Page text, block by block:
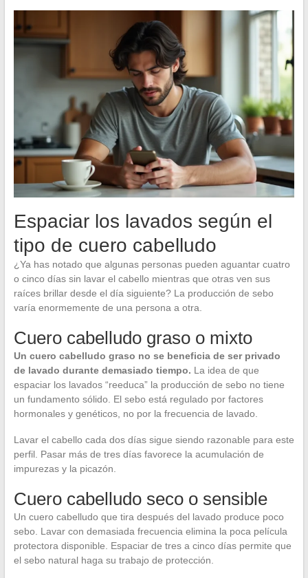
Espaciar los lavados según el
tipo de cuero cabelludo
¿Ya has notado que algunas personas pueden aguantar cuatro
o cinco días sin lavar el cabello mientras que otras ven sus
raíces brillar desde el día siguiente? La producción de sebo
varía enormemente de una persona a otra.
Cuero cabelludo graso o mixto
Un cuero cabelludo graso no se beneficia de ser privado
de lavado durante demasiado tiempo. La idea de que
espaciar los lavados “reeduca” la producción de sebo no tiene
un fundamento sólido. El sebo está regulado por factores
hormonales y genéticos, no por la frecuencia de lavado.
Lavar el cabello cada dos días sigue siendo razonable para este
perfil. Pasar más de tres días favorece la acumulación de
impurezas y la picazón.
Cuero cabelludo seco o sensible
Un cuero cabelludo que tira después del lavado produce poco
sebo. Lavar con demasiada frecuencia elimina la poca película
protectora disponible. Espaciar de tres a cinco días permite que
el sebo natural haga su trabajo de protección.